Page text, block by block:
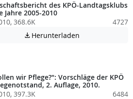
des KPÖ-Landtagsklubs
Jahre 2005-2010
368.6K
4727
 Herunterladen
wir Pflege?": Vorschläge der KPÖ
2. Auflage, 2010.
397.3K
6484